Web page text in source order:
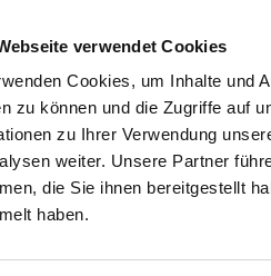
verwendet Cookies
Cookies, um Inhalte und
zu können und die Zugriffe auf
zu Ihrer Verwendung
weiter. Unsere Partner
die Sie ihnen bereitgestellt
haben.
WERKSTATT & SERVICE